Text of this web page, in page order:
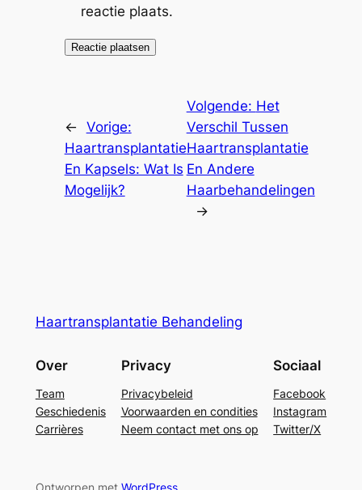
reactie plaats.
← Vorige:
Haartransplantatie
En Kapsels: Wat Is
Mogelijk?
Volgende: Het
Verschil Tussen
Haartransplantatie
En Andere
Haarbehandelingen
→
Haartransplantatie Behandeling
Over
Team
Geschiedenis
Carrières
Privacy
Privacybeleid
Voorwaarden en condities
Neem contact met ons op
Sociaal
Facebook
Instagram
Twitter/X
Ontworpen met WordPress